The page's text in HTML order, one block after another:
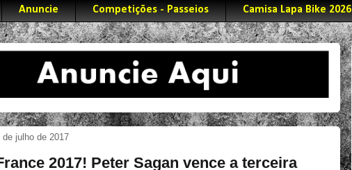
Anuncie Competições - Passeios Camisa Lapa Bike 2026
julho de 2017
2017! Peter Sagan vence a terceira